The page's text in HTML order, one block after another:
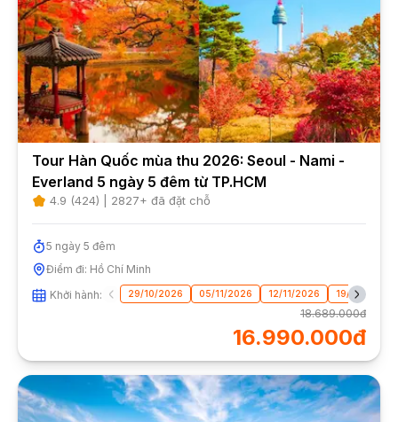
Tour Hàn Quốc mùa thu 2026: Seoul - Nami -
Everland 5 ngày 5 đêm từ TP.HCM
4.9 (424) | 2827+ đã đặt chỗ
5 ngày 5 đêm
Điểm đi: Hồ Chí Minh
Khởi hành:
29/10/2026 05/11/2026 12/11/2026 19/11/2026
18.689.000đ
16.990.000đ